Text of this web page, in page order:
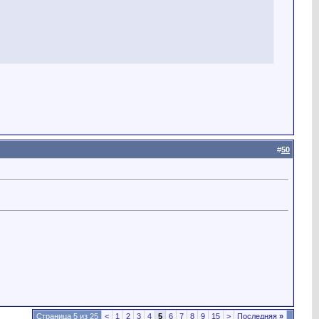
#50
Страница 5 из 25 < 1 2 3 4 5 6 7 8 9 15 > Последняя »